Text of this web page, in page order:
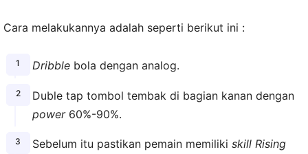
Cara melakukannya adalah seperti berikut ini :
Dribblebola dengan analog.
Duble tap tombol tembak di bagian kanan dengan
power60%-90%.
Sebelum itu pastikan pemain memiliki skill Rising